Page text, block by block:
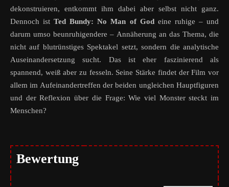
dekonstruieren, entkommt ihm dabei aber selbst nicht ganz.
Dennoch istTed Bundy: No Man of God eine ruhige – und
darum umso beunruhigendere – Annäherung an das Thema, die
nicht auf blutrünstiges Spektakel setzt, sondern die analytische
Auseinandersetzung sucht. Das ist eher faszinierend als
spannend, weiß aber zu fesseln. Seine Stärke findet der Film vor
allem im Aufeinandertreffen der beiden ungleichen Hauptfiguren
und der Reflexion über die Frage: Wie viel Monster steckt im
Menschen?
Bewertung